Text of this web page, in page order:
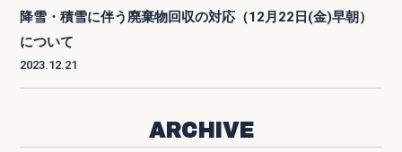
降雪・積雪に伴う廃棄物回収の対応（12月22日(金)早朝）
について
2023.12.21
ARCHIVE